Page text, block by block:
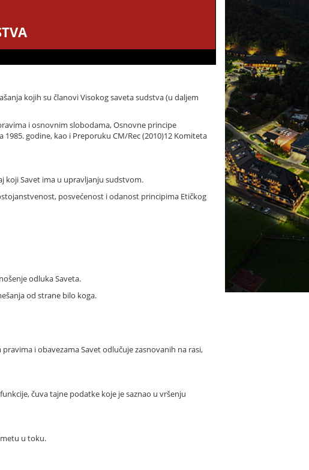
kojih su članovi Visokog saveta sudstva (u daljem
i osnovnim slobodama, Osnovne principe
godine, kao i Preporuku CM/Rec (2010)12 Komiteta
koji Savet ima u upravljanju sudstvom.
posvećenost i odanost principima Etičkog
odluka Saveta.
od strane bilo koga.
i obavezama Savet odlučuje zasnovanih na rasi,
čuva tajne podatke koje je saznao u vršenju
u toku.